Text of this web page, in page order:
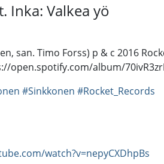
Inka: Valkea yö
san. Timo Forss) p & c 2016
open.spotify.com/album/
#Sinkkonen #Rocket_Records
watch?v=nepyCXDhpBs